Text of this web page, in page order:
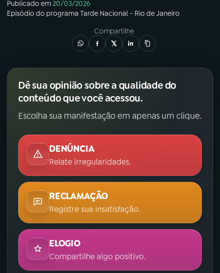
Publicado em20/03/2026
Episódio do programa Tarde Nacional - Rio de Janeiro
Compartilhe
Dê sua opinião sobre a qualidade do
conteúdo que você acessou.
Escolha sua manifestação em apenas um clique.
DENÚNCIA
Relate irregularidades.
RECLAMAÇÃO
Registre sua insatisfação.
ELOGIO
Compartilhe algo positivo.